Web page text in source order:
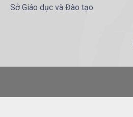
Sở Giáo dục và Đào tạo